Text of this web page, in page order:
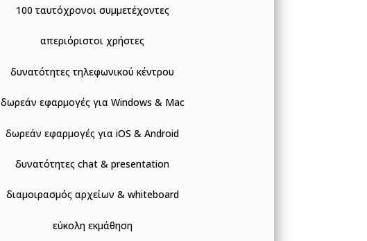
100 ταυτόχρονοι συμμετέχοντες
απεριόριστοι χρήστες
δυνατότητες τηλεφωνικού κέντρου
δωρεάν εφαρμογές για Windows & Mac
δωρεάν εφαρμογές για iOS & Android
δυνατότητες chat & presentation
διαμοιρασμός αρχείων & whiteboard
εύκολη εκμάθηση